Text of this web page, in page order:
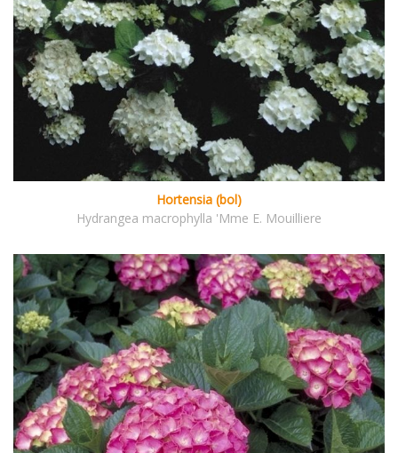
Hortensia (bol)
Hydrangea macrophylla 'Mme E. Mouilliere